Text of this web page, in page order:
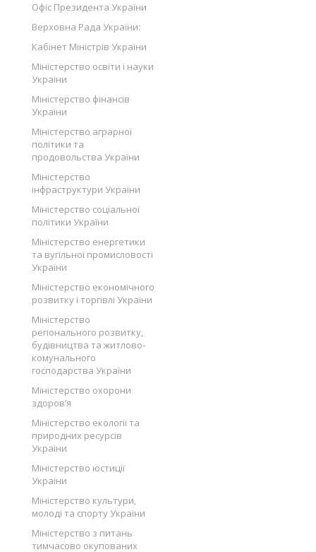
Офіс Президента України
Верховна Рада України:
Кабінет Міністрів України
Міністерство освіти і науки
України
Міністерство фінансів
України
Міністерство аграрної
політики та
продовольства України
Міністерство
інфраструктури України
Міністерство соціальної
політики України
Міністерство енергетики
та вугільної промисловості
України
Міністерство економічного
розвитку і торгівлі України
Міністерство
регіонального розвитку,
будівництва та житлово-
комунального
господарства України
Міністерство охорони
здоров’я
Міністерство екології та
природних ресурсів
України
Міністерство юстиції
України
Міністерство культури,
молоді та спорту України
Міністерство з питань
тимчасово окупованих